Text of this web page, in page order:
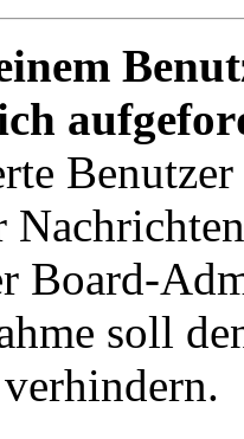
Board-
soll